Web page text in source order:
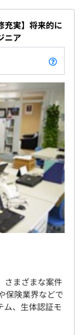
充実】将来的に
ニア
さまざまな案件
保険業界などで
ム、生体認証モ